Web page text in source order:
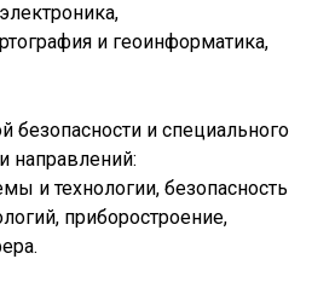
и геоинформатика,
безопасности и специального
направлений:
и технологии, безопасность
приборостроение,